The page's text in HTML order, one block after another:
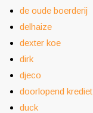
de oude boerderij
delhaize
dexter koe
dirk
djeco
doorlopend krediet
duck